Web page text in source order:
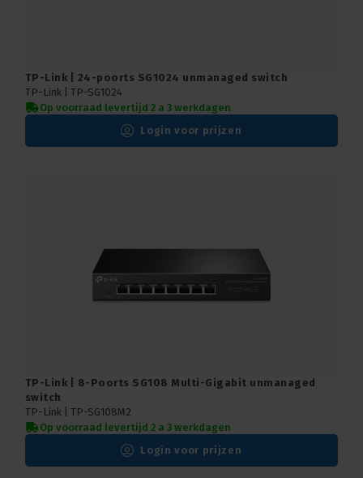
TP-Link | 24-poorts SG1024 unmanaged switch
TP-Link | TP-SG1024
Op voorraad levertijd 2 a 3 werkdagen
Login voor prijzen
TP-Link | 8-Poorts SG108 Multi-Gigabit unmanaged
switch
TP-Link | TP-SG108M2
Op voorraad levertijd 2 a 3 werkdagen
Login voor prijzen